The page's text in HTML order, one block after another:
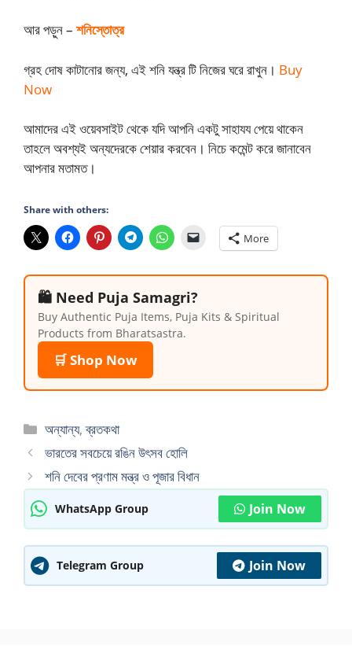
আর পড়ুন – শনিস্তোত্র
গ্রহ দোষ কাটানোর জন্য, এই শনি যন্ত্র টি নিজের ঘরে রাখুন। Buy
Now
আমাদের এই ওয়েবসাইট থেকে যদি আপনি একটু সাহাযয পেয়ে থাকেন
তাহলে অবশ্যই অন্যদেরকে শেয়ার করবেন। নিচে কমেন্ট করে জানাবেন
আপনার মতামত।
Share with others:
More
🛍️ Need Puja Samagri?
Buy Authentic Puja Items, Puja Kits & Spiritual
Products from Bharatsastra.
🛒 Shop Now
Categories
অন্যান্য,ব্রতকথা
ভারতের সবচেয়ে রঙিন উৎসব হোলি
শনি দেবের প্রণাম মন্ত্র ও পূজার বিধান
WhatsApp Group Join Now
Telegram Group Join Now